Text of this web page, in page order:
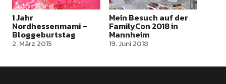
1 Jahr
Nordhessenmami –
Bloggeburtstag
2. März 2015
Mein Besuch auf der
FamilyCon 2018 in
Mannheim
19. Juni 2018